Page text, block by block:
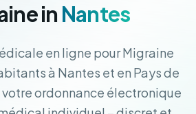
in Nantes
en ligne pour Migraine
à Nantes et en Pays de
votre ordonnance électronique